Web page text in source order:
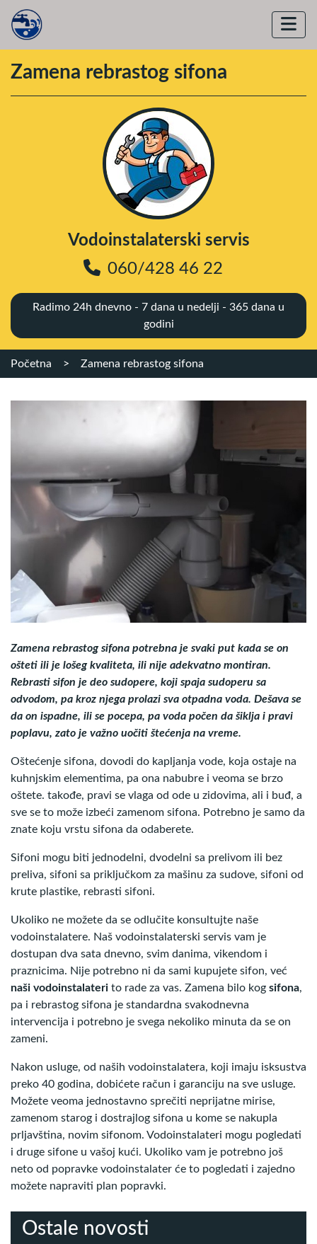
Zamena rebrastog sifona
Vodoinstalaterski servis
060/428 46 22
Radimo 24h dnevno - 7 dana u nedelji - 365 dana u
godini
Početna > Zamena rebrastog sifona
Zamena rebrastog sifona potrebna je svaki put kada se on
ošteti ili je lošeg kvaliteta, ili nije adekvatno montiran.
Rebrasti sifon je deo sudopere, koji spaja sudoperu sa
odvodom, pa kroz njega prolazi sva otpadna voda. Dešava se
da on ispadne, ili se pocepa, pa voda počen da šiklja i pravi
poplavu, zato je važno uočiti štećenja na vreme.
Oštećenje sifona, dovodi do kapljanja vode, koja ostaje na
kuhnjskim elementima, pa ona nabubre i veoma se brzo
oštete. takođe, pravi se vlaga od ode u zidovima, ali i buđ, a
sve se to može izbeći zamenom sifona. Potrebno je samo da
znate koju vrstu sifona da odaberete.
Sifoni mogu biti jednodelni, dvodelni sa prelivom ili bez
preliva, sifoni sa priključkom za mašinu za sudove, sifoni od
krute plastike, rebrasti sifoni.
Ukoliko ne možete da se odlučite konsultujte naše
vodoinstalatere. Naš vodoinstalaterski servis vam je
dostupan dva sata dnevno, svim danima, vikendom i
praznicima. Nije potrebno ni da sami kupujete sifon, već
naši vodoinstalateri to rade za vas. Zamena bilo kog sifona,
pa i rebrastog sifona je standardna svakodnevna
intervencija i potrebno je svega nekoliko minuta da se on
zameni.
Nakon usluge, od naših vodoinstalatera, koji imaju isksustva
preko 40 godina, dobićete račun i garanciju na sve usluge.
Možete veoma jednostavno sprečiti neprijatne mirise,
zamenom starog i dostrajlog sifona u kome se nakupla
prljavština, novim sifonom. Vodoinstalateri mogu pogledati
i druge sifone u vašoj kući. Ukoliko vam je potrebno još
neto od popravke vodoinstalater će to pogledati i zajedno
možete napraviti plan popravki.
Ostale novosti